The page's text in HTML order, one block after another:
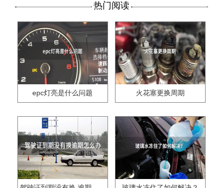
热门阅读
epc灯亮是什么问题 火花塞更换周期